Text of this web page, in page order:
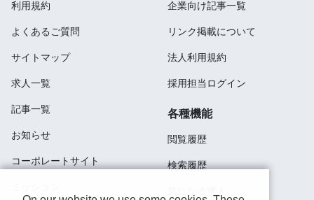
利用規約
よくあるご質問
サイトマップ
求人一覧
記事一覧
お知らせ
コーポレートサイト
企業向け記事一覧
リンク掲載について
法人利用規約
採用担当ログイン
各種機能
閲覧履歴
検索履歴